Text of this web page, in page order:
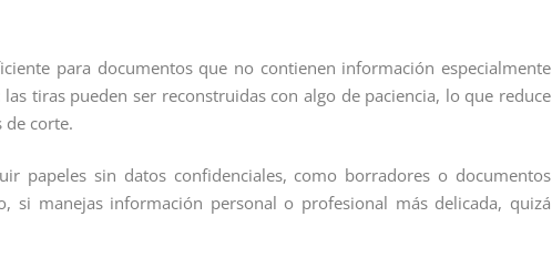
para documentos que no contienen información especialmente
tiras pueden ser reconstruidas con algo de paciencia, lo que reduce
de corte.
papeles sin datos confidenciales, como borradores o documentos
si manejas información personal o profesional más delicada, quizá